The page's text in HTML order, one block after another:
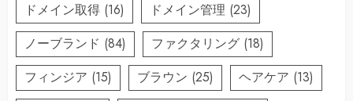
ドメイン取得 (16) ドメイン管理 (23)
ノーブランド (84) ファクタリング (18)
フィンジア (15) ブラウン (25) ヘアケア (13)